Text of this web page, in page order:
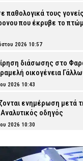
παθολογικά τους
που έκρυβε το
2026 10:57
διάσωσης στο
οικογένεια
2026 10:43
ενημέρωση μετά
οδηγός
2026 10:30
σε τροχαίο